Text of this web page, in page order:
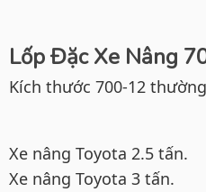
Lốp Đặc Xe Nâng
Kích thước 700-12
Xe nâng Toyota 2.5 tấn.
Xe nâng Toyota 3 tấn.